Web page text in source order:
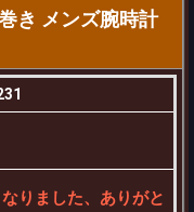
き メンズ腕時計
りました、ありがと